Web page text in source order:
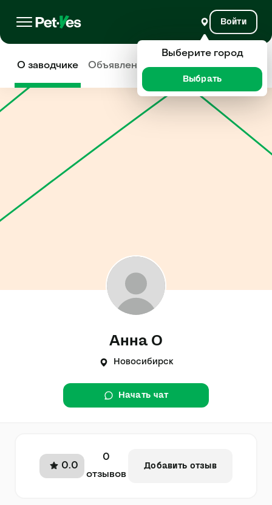
Войти
О заводчике Объявления Отзывы
Анна О
Новосибирск
Начать чат
0.0
0
отзывов
Добавить отзыв
Выберите город
Выбрать